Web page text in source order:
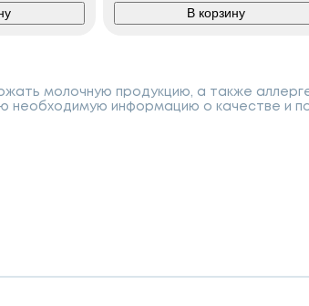
В корзину
молочную продукцию, а также
необходимую информацию о качестве и